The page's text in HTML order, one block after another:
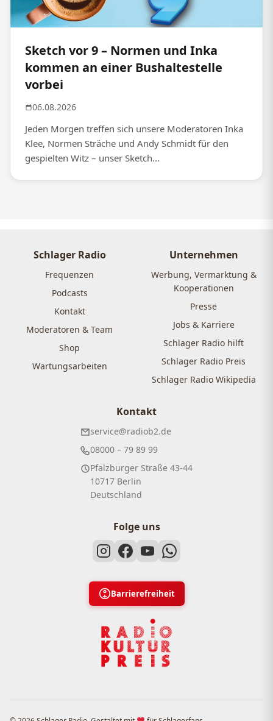
Sketch vor 9 – Normen und Inka
kommen an einer Bushaltestelle
vorbei
06.08.2026
Jeden Morgen treffen sich unsere Moderatoren Inka
Klee, Normen Sträche und Andy Schmidt für den
gespielten Witz – unser Sketch...
Schlager Radio
Frequenzen
Podcasts
Kontakt
Moderatoren & Team
Shop
Wartungsarbeiten
Unternehmen
Werbung, Vermarktung &
Kooperationen
Presse
Jobs & Karriere
Schlager Radio hilft
Schlager Radio Preis
Schlager Radio Wikipedia
Kontakt
service@radiob2.de
08000 – 79 89 99
Pfalzburger Straße 43-44
10717 Berlin
Deutschland
Folge uns
Barrierefreiheit